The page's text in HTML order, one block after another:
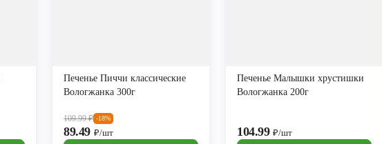
Печенье Пиччи классические
Вологжанка 300г
109.99₽ -18%
89.49 ₽/шт
Печенье Малышки хрустишки
Вологжанка 200г
104.99₽/шт